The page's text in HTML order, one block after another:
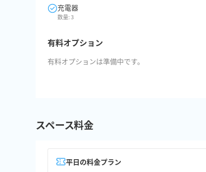
充電器
数量:3
有料オプション
有料オプションは準備中です。
スペース料金
平日の料金プラン